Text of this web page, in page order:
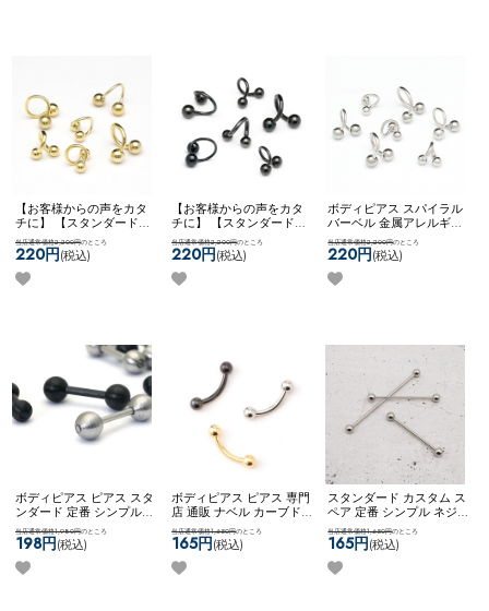
【お客様からの声をカタ
チに】 【スタンダード】
ボディピアス ピアス スパ
イラル ツイスト カスタム
アレンジ 両ネジ ネコポス
OK
当店通常価格2,200円のところ
220円(税込)
【お客様からの声をカタ
チに】 【スタンダード】
ボディピアス ピアス スパ
イラル ツイスト カスタム
アレンジ 両ネジ ネコポス
OK
当店通常価格2,200円のところ
220円(税込)
ボディピアス スパイラル
バーベル 金属アレルギー
対応 サージカルステンレ
ス シンプル 両ネジタイプ
ネコポスOK【お客様から
の声をカタチに】【スタ
当店通常価格2,200円のところ
220円(税込)
ボディピアス ピアス スタ
ンダード 定番 シンプル
かっこいい マット メンズ
ライク ストレート ネコポ
スOK【MULL】 ブラッシ
ュバーベル
当店通常価格1,980円のところ
198円(税込)
ボディピアス ピアス 専門
店 通販 ナベル カーブド
バーベル 臍 へそピアス
ロック ルーク スナッグ
アンチトラガス アイブロ
ー ネコポスOK
当店通常価格1,650円のところ
165円(税込)
スタンダード カスタム ス
ペア 定番 シンプル ネジ
式キャッチ ネコポスOK
ンダストリアルバーベル
(シルバー)
当店通常価格1,650円のところ
165円(税込)